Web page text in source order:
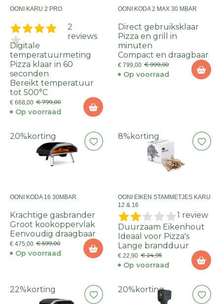
OONI KARU 2 PRO
2
reviews
Digitale
temperatuurmeting
Pizza klaar in 60
seconden
Bereikt temperatuur
tot 500°C
€ 668,00 € 799,00
Op voorraad
OONI KODA 2 MAX 30 MBAR
Direct gebruiksklaar
Pizza en grill in
minuten
Compact en draagbaar
€ 799,00 € 999,00
Op voorraad
20% korting
OONI KODA 16 30MBAR
Krachtige gasbrander
Groot kookoppervlak
Eenvoudig draagbaar
€ 475,00 € 599,00
Op voorraad
8% korting
OONI EIKEN STAMMETJES KARU
12 & 16
1 review
Duurzaam Eikenhout
Ideaal voor Pizza's
Lange brandduur
€ 22,90 € 24,95
Op voorraad
22% korting 20% korting